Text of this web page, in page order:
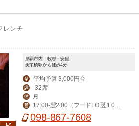
レンチ
那覇市内｜牧志・安里
美栄橋駅から徒歩4分
￥ 平均予算 3,000円台
席 32席
休 月
営
17:00-翌2:00（フードLO 翌1:0
0）098-867-7608